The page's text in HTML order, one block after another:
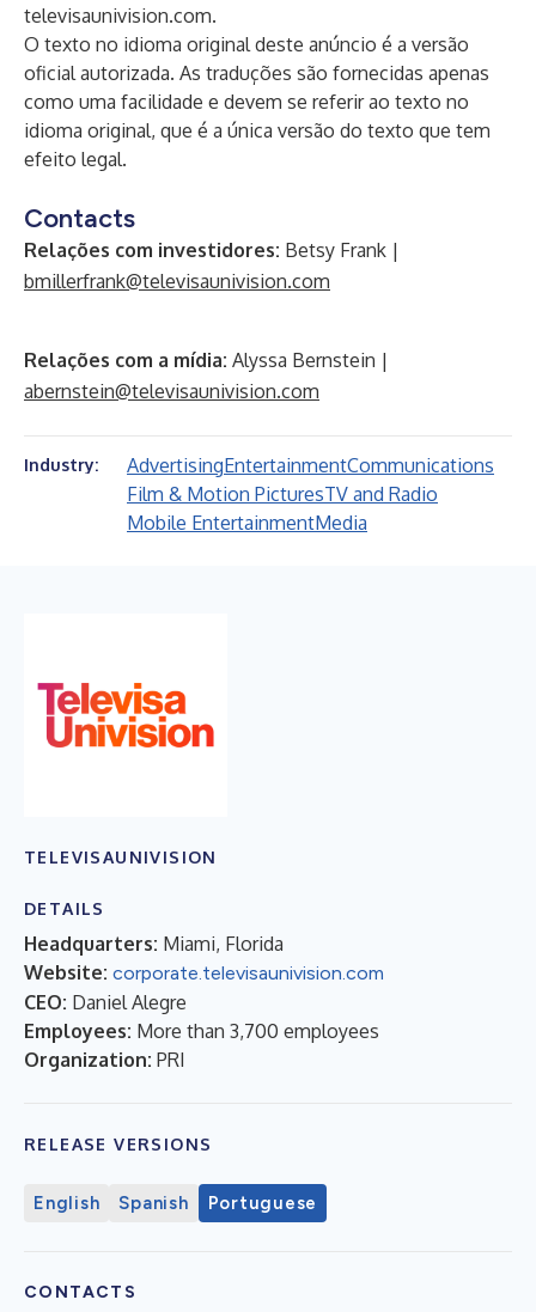
televisaunivision.com.
O texto no idioma original deste anúncio é a versão
oficial autorizada. As traduções são fornecidas apenas
como uma facilidade e devem se referir ao texto no
idioma original, que é a única versão do texto que tem
efeito legal.
Contacts
Relações com investidores: Betsy Frank |
bmillerfrank@televisaunivision.com
Relações com a mídia: Alyssa Bernstein |
abernstein@televisaunivision.com
Industry: AdvertisingEntertainmentCommunications
Film & Motion PicturesTV and Radio
Mobile EntertainmentMedia
TELEVISAUNIVISION
DETAILS
Headquarters: Miami, Florida
Website: corporate.televisaunivision.com
CEO: Daniel Alegre
Employees: More than 3,700 employees
Organization: PRI
RELEASE VERSIONS
English Spanish Portuguese
CONTACTS